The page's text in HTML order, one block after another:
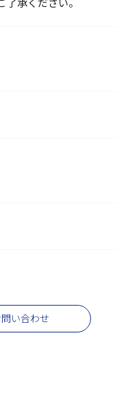
承ください。
い合わせ